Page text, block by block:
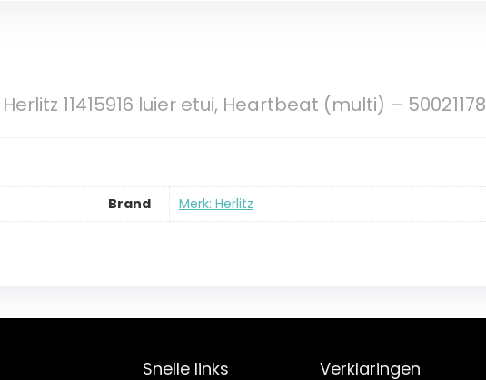
Herlitz 11415916 luier etui, Heartbeat (multi) – 50021178
Brand Merk: Herlitz
Snelle links Verklaringen